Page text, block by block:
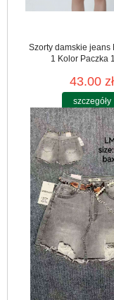
Szorty damskie jeans
1 Kolor Paczka
43.00 zł
szczegóły